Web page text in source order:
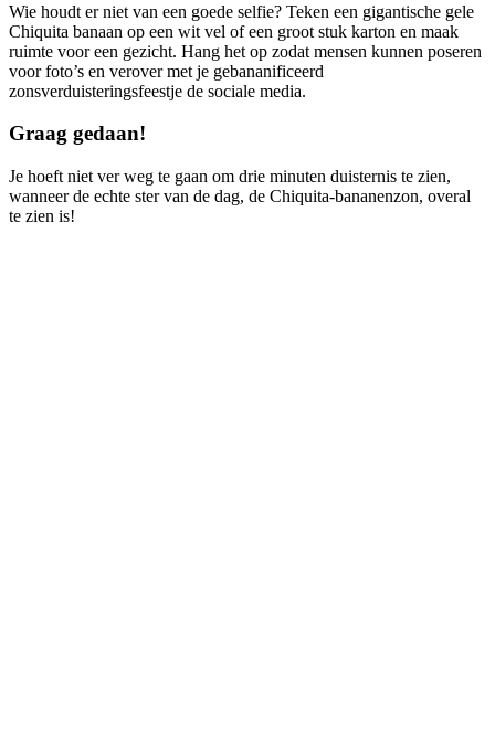
Wie houdt er niet van een goede selfie? Teken een gigantische gele
Chiquita banaan op een wit vel of een groot stuk karton en maak
ruimte voor een gezicht. Hang het op zodat mensen kunnen poseren
voor foto’s en verover met je gebananificeerd
zonsverduisteringsfeestje de sociale media.
Graag gedaan!
Je hoeft niet ver weg te gaan om drie minuten duisternis te zien,
wanneer de echte ster van de dag, de Chiquita-bananenzon, overal
te zien is!